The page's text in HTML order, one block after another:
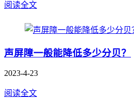
阅读全文
声屏障一般能降低多少分贝？
2023-4-23
阅读全文